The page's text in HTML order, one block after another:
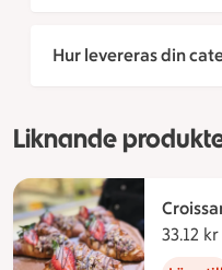
Hur levereras din
Liknande
33.12 kr